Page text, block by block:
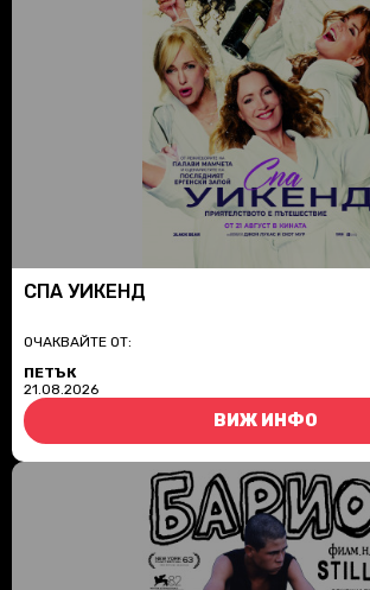
СПА УИКЕНД
ОЧАКВАЙТЕ ОТ:
ПЕТЪК
21.08.2026
ВИЖ ИНФО